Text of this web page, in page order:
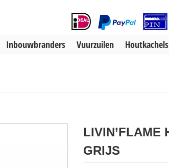
Inbouwbranders Vuurzuilen Houtkachels
LIVIN’FLAME
GRIJS